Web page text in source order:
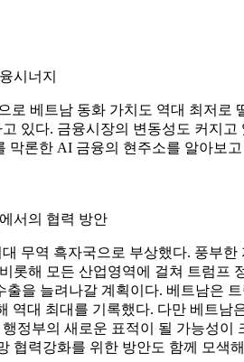
시너지
로 베트남 동화 가치도 역대 최저
있다. 금융시장의 변동성도 커지
막론한 AI 금융의 현주소를 알아보
서의 협력 방안
무역 흑자국으로 부상했다. 풍부
롯해 모든 산업영역에 걸쳐 트럼
을 늘려나갈 계획이다. 베트남은
역대 최대를 기록했다. 다만 베트
정부의 새로운 표적이 될 가능성
협력강화를 위한 방안도 함께 모색